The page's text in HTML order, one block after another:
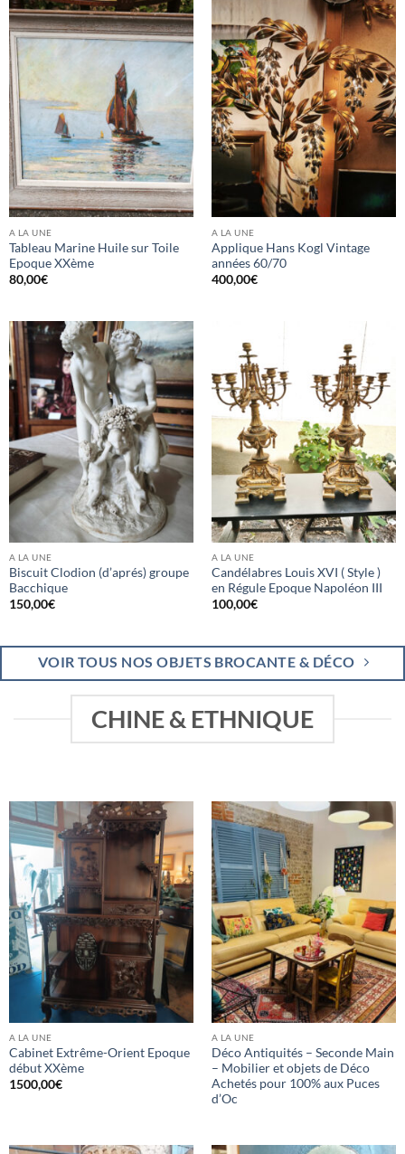
A LA UNE
Tableau Marine Huile sur Toile
Epoque XXème
80,00€
A LA UNE
Applique Hans Kogl Vintage
années 60/70
400,00€
A LA UNE
Biscuit Clodion (d’aprés) groupe
Bacchique
150,00€
A LA UNE
Candélabres Louis XVI ( Style )
en Régule Epoque Napoléon III
100,00€
VOIR TOUS NOS OBJETS BROCANTE & DÉCO
CHINE & ETHNIQUE
A LA UNE
Cabinet Extrême-Orient Epoque
début XXème
1500,00€
A LA UNE
Déco Antiquités – Seconde Main
– Mobilier et objets de Déco
Achetés pour 100% aux Puces
d’Oc